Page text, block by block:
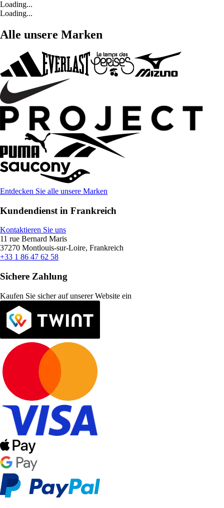
Loading...
Loading...
Alle unsere Marken
Entdecken Sie alle unsere Marken
Kundendienst in Frankreich
Kontaktieren Sie uns
11 rue Bernard Maris
37270 Montlouis-sur-Loire, Frankreich
+33 1 86 47 62 58
Sichere Zahlung
Kaufen Sie sicher auf unserer Website ein